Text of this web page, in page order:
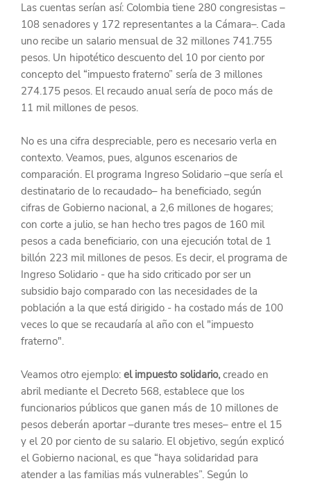
Las cuentas serían así: Colombia tiene 280 congresistas –
108 senadores y 172 representantes a la Cámara–. Cada
uno recibe un salario mensual de 32 millones 741.755
pesos. Un hipotético descuento del 10 por ciento por
concepto del “impuesto fraterno” sería de 3 millones
274.175 pesos. El recaudo anual sería de poco más de
11 mil millones de pesos.
No es una cifra despreciable, pero es necesario verla en
contexto. Veamos, pues, algunos escenarios de
comparación. El programa Ingreso Solidario –que sería el
destinatario de lo recaudado– ha beneficiado, según
cifras de Gobierno nacional, a 2,6 millones de hogares;
con corte a julio, se han hecho tres pagos de 160 mil
pesos a cada beneficiario, con una ejecución total de 1
billón 223 mil millones de pesos. Es decir, el programa de
Ingreso Solidario - que ha sido criticado por ser un
subsidio bajo comparado con las necesidades de la
población a la que está dirigido - ha costado más de 100
veces lo que se recaudaría al año con el "impuesto
fraterno".
Veamos otro ejemplo: el impuesto solidario, creado en
abril mediante el Decreto 568, establece que los
funcionarios públicos que ganen más de 10 millones de
pesos deberán aportar –durante tres meses– entre el 15
y el 20 por ciento de su salario. El objetivo, según explicó
el Gobierno nacional, es que “haya solidaridad para
atender a las familias más vulnerables”. Según lo